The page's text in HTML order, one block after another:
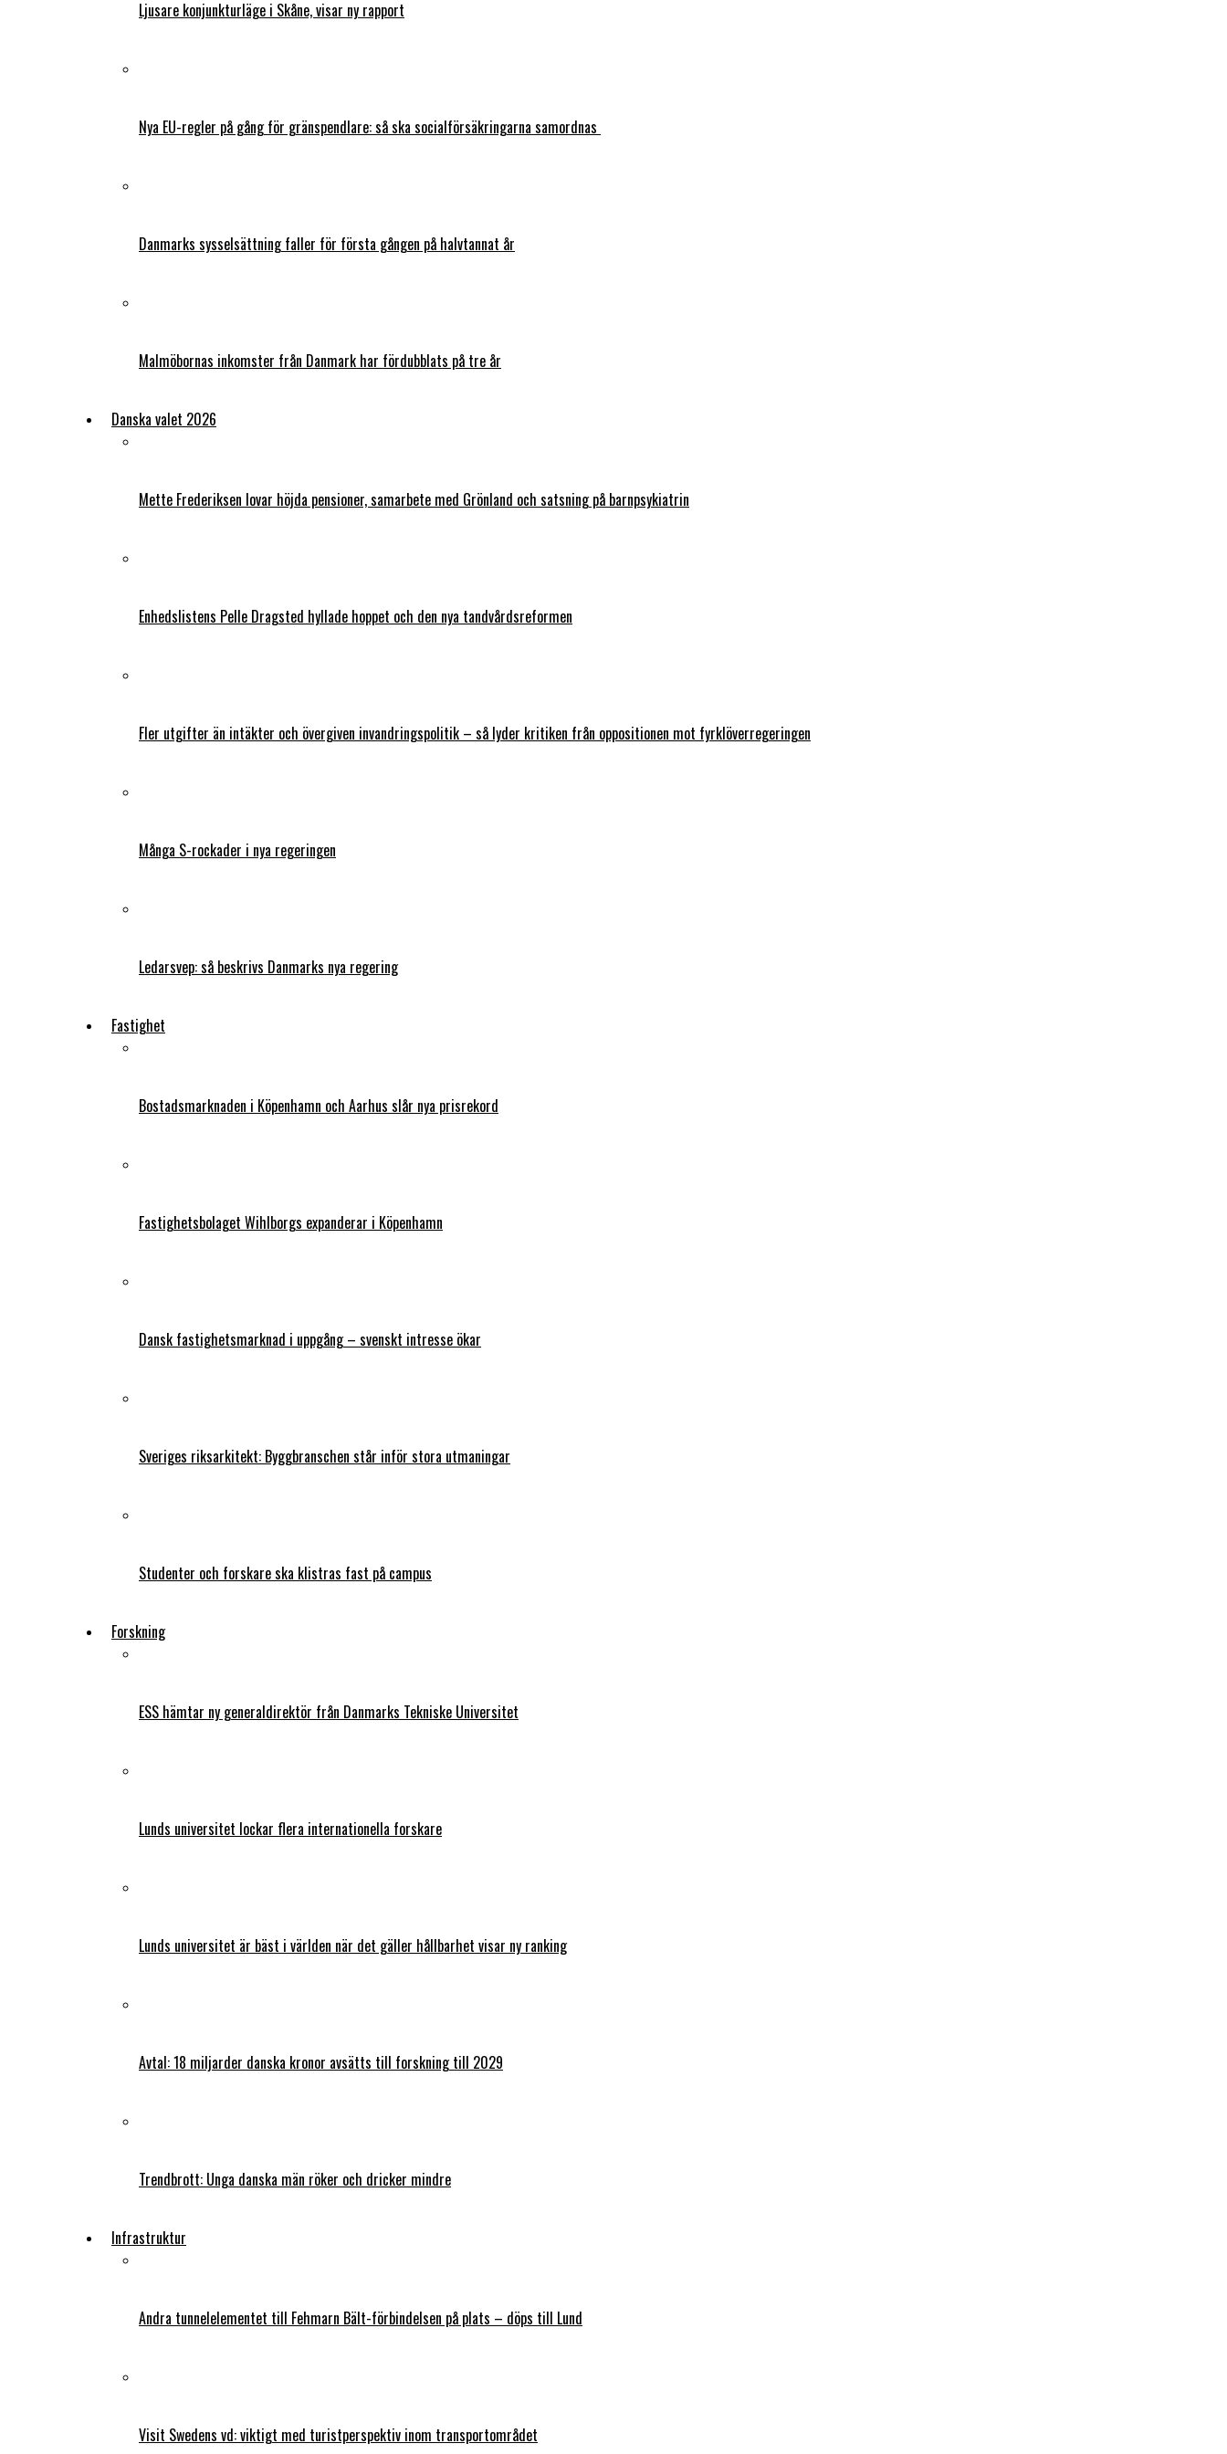
Ljusare konjunkturläge i Skåne, visar ny rapport
Nya EU-regler på gång för gränspendlare: så ska socialförsäkringarna samordnas
Danmarks sysselsättning faller för första gången på halvtannat år
Malmöbornas inkomster från Danmark har fördubblats på tre år
Danska valet 2026
Mette Frederiksen lovar höjda pensioner, samarbete med Grönland och satsning på barnpsykiatrin
Enhedslistens Pelle Dragsted hyllade hoppet och den nya tandvårdsreformen
Fler utgifter än intäkter och övergiven invandringspolitik – så lyder kritiken från oppositionen mot fyrklöverregeringen
Många S-rockader i nya regeringen
Ledarsvep: så beskrivs Danmarks nya regering
Fastighet
Bostadsmarknaden i Köpenhamn och Aarhus slår nya prisrekord
Fastighetsbolaget Wihlborgs expanderar i Köpenhamn
Dansk fastighetsmarknad i uppgång – svenskt intresse ökar
Sveriges riksarkitekt: Byggbranschen står inför stora utmaningar
Studenter och forskare ska klistras fast på campus
Forskning
ESS hämtar ny generaldirektör från Danmarks Tekniske Universitet
Lunds universitet lockar flera internationella forskare
Lunds universitet är bäst i världen när det gäller hållbarhet visar ny ranking
Avtal: 18 miljarder danska kronor avsätts till forskning till 2029
Trendbrott: Unga danska män röker och dricker mindre
Infrastruktur
Andra tunnelelementet till Fehmarn Bält-förbindelsen på plats – döps till Lund
Visit Swedens vd: viktigt med turistperspektiv inom transportområdet